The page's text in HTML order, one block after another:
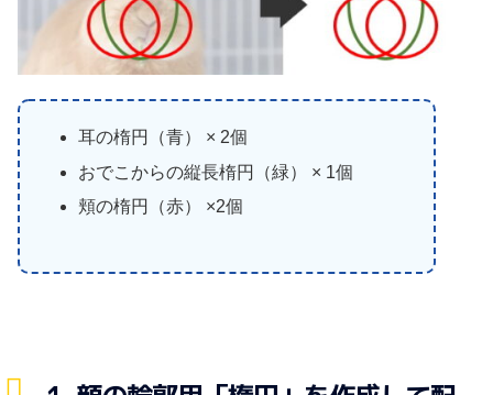
耳の楕円（青） × 2個
おでこからの縦長楕円（緑） × 1個
頬の楕円（赤） ×2個